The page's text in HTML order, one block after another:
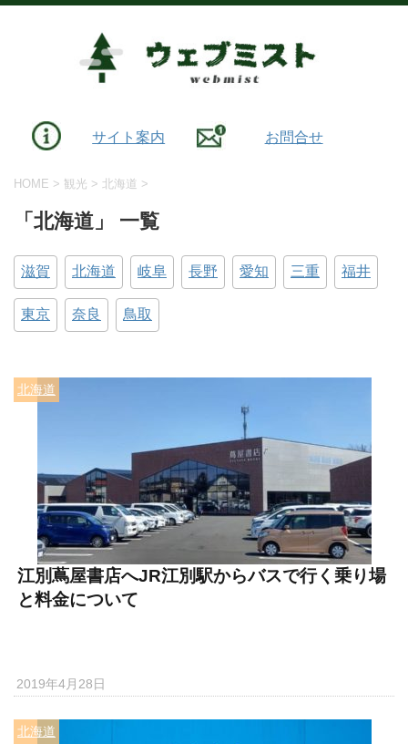
サイト案内 お問合せ
HOME > 観光 > 北海道 >
「北海道」 一覧
滋賀 北海道 岐阜 長野 愛知 三重 福井
東京 奈良 鳥取
北海道
江別蔦屋書店へJR江別駅からバスで行く乗り場
と料金について
2019年4月28日
北海道